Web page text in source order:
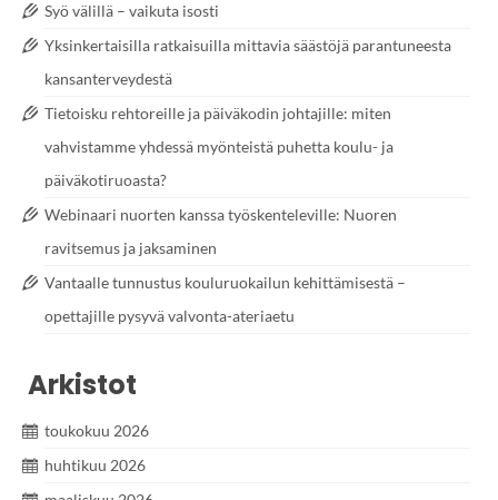
Syö välillä – vaikuta isosti
Yksinkertaisilla ratkaisuilla mittavia säästöjä parantuneesta
kansanterveydestä
Tietoisku rehtoreille ja päiväkodin johtajille: miten
vahvistamme yhdessä myönteistä puhetta koulu- ja
päiväkotiruoasta?
Webinaari nuorten kanssa työskenteleville: Nuoren
ravitsemus ja jaksaminen
Vantaalle tunnustus kouluruokailun kehittämisestä –
opettajille pysyvä valvonta-ateriaetu
Arkistot
toukokuu 2026
huhtikuu 2026